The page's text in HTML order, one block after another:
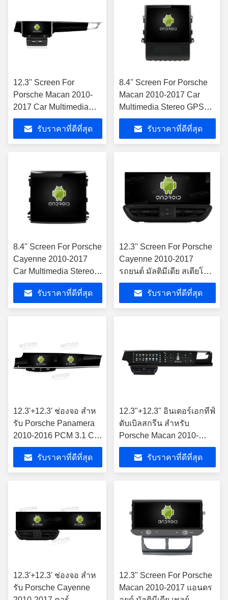
12.3'' Screen For
Porsche Macan 2010-
2017 Car Multimedia
Stereo GPS CarPlay
Player ช่องการ์ฟฟรี การ์
ฟฟรี การ์ฟรี การ์ฟรี การ์
ฟรี การ์ฟรี การ์ฟรี การ์
ฟรี การ์ฟรี การ์ฟรี การ์
ฟรี การ์ฟรี การ์ฟรี การ์
ฟรี การ์ฟรี การ์ฟรี การ์
ฟรี การ์ฟรี การ์ฟรี การ์
ฟรี การ์ฟรี การ์ฟรี การ์
ฟรี การ์ฟรี การ์ฟรี การ์
ฟรี การ์ฟรี การ์ฟรี การ์
ฟรี การ์ฟรี
รับราคาที่ดีที่สุด
8.4'' Screen For Porsche
Macan 2010-2017 Car
Multimedia Stereo GPS
CarPlay Player เครื่องเล่น
การเล่นรถยนต์รับราคาที่ดีที่สุด
8.4'' Screen For Porsche
Cayenne 2010-2017
Car Multimedia Stereo
GPS CarPlay Player
เครื่องเล่นการเล่นรถยนต์
รับราคาที่ดีที่สุด
12.3'' Screen For Porsche
Cayenne 2010-2017
รถยนต์ มัลติมีเดีย สเตียโร
GPS CarPlay Player
รับราคาที่ดีที่สุด
12.3'+12.3' ช่องจอ สําห
รับ Porsche Panamera
2010-2016 PCM 3.1 Car
Multimedia Stereo GPS
CarPlay Player
รับราคาที่ดีที่สุด
12.3"+12.3" อินเตอร์เอกทีฟ์
ดับเบิลสกรีน สําหรับ
Porsche Macan 2010-
2017 คาร์มัลติมีเดีย สเตีย
โร GPS CarPlay Player
รับราคาที่ดีที่สุด
12.3'+12.3' ช่องจอ สําห
รับ Porsche Cayenne
12.3" Screen For Porsche
Macan 2010-2017 แอนดร